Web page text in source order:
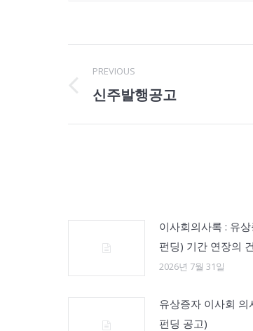
navigation
PREVIOUS
Previous
신주발행공고
이사회의사록 : 유
펀딩) 기간 연장의 건
2026년 7월 31일
유상증자 이사회 의
펀딩 공고)